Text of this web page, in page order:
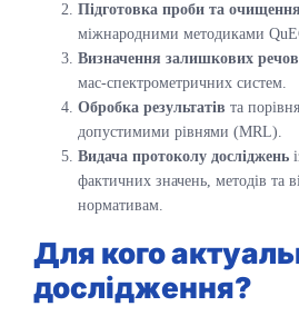
Підготовка проби та
міжнародними методиками
Визначення залишкових
мас-спектрометричних систем.
Обробка результатів та
допустимими рівнями (MRL).
Видача протоколу досліджень
фактичних значень, методів та
нормативам.
Для кого
дослідження?